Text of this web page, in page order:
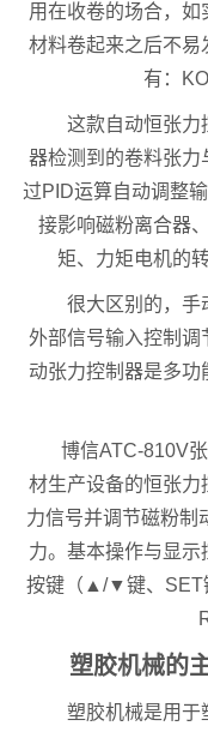
用在收卷的场合，
材料卷起来之后不易
有：
这款自动恒张力
器检测到的卷料张力
过PID运算自动调整
接影响磁粉离合器
矩、力矩电机的
很大区别的，手
外部信号输入控制调
动张力控制器是多
博信ATC-810V
材生产设备的恒张力
力信号并调节磁粉制
力。基本操作与显
按键（▲/▼键、SET
塑胶机械的
塑胶机械是用于